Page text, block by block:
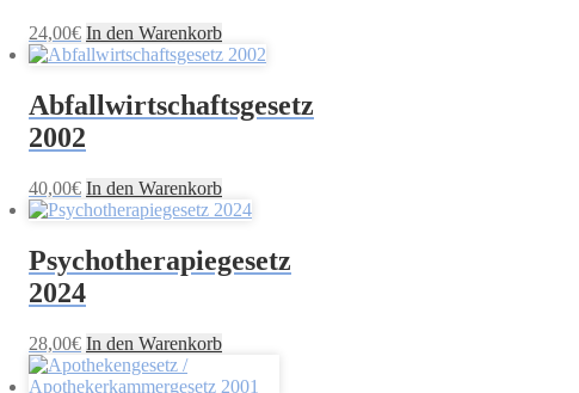
24,00€ In den Warenkorb
Abfallwirtschaftsgesetz
2002
40,00€ In den Warenkorb
Psychotherapiegesetz
2024
28,00€ In den Warenkorb